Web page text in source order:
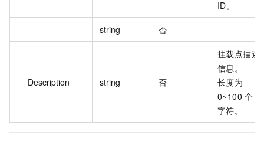
ID。
string 否
Description string 否
挂载点描述
信息。
长度为
0~100 个
字符。